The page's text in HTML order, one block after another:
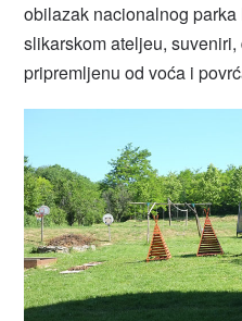
obilazak nacionalnog parka
slikarskom ateljeu,
pripremljenu od voća i